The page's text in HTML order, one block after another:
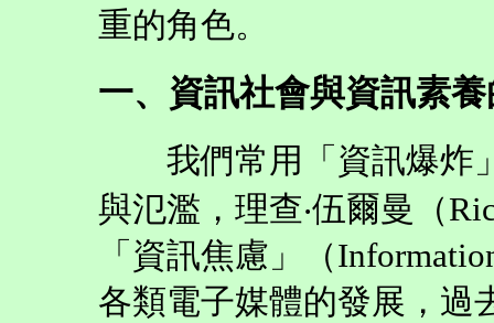
重的角色。
一、資訊社會與資訊素
我們常用「資訊爆炸
與氾濫，理查‧伍爾曼（
「資訊焦慮」（
各類電子媒體的發展，過